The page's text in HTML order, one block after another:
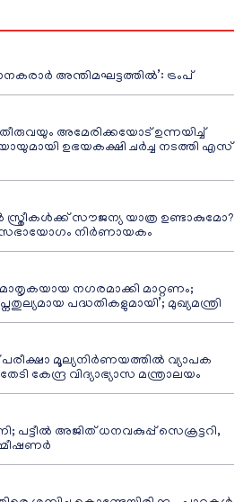
അന്തിമഘട്ടത്തിൽ‌’: ട്രംപ്
അമേരിക്കയോട് ഉന്നയിച്ച്
ഉഭയകക്ഷി ചർച്ച നടത്തി എസ്
സൗജന്യ യാത്ര ഉണ്ടാകുമോ?
നിർണായകം
മാതൃകയായ നഗരമാക്കി മാറ്റണം;
പദ്ധതികളുമായി’; മുഖ്യമന്ത്രി
പരീക്ഷാ മൂല്യനിർണയത്തിൽ വ്യാപക
കേന്ദ്ര വിദ്യാഭ്യാസ മന്ത്രാലയം
പട്ടീല്‍ അജിത് ധനവകുപ്പ് സെക്രട്ടറി,